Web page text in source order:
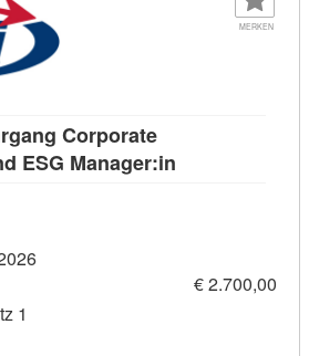
MERKEN
Corporate
ESG Manager:in
€ 2.700,00
1